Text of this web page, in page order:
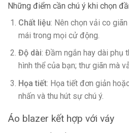
Những điểm cần chú ý khi chọn
Chất liệu: Nên chọn vải co
mái trong mọi cử động.
Độ dài: Đầm ngắn hay dài phụ
hình thể của bạn; thư giãn mà
Họa tiết: Họa tiết đơn giản
nhấn và thu hút sự chú ý.
Áo blazer kết hợp với váy